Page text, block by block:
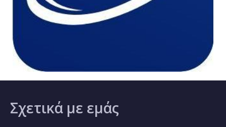
Σχετικά με εμάς